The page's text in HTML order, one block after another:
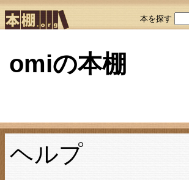
本を探す
omiの本棚
ヘルプ